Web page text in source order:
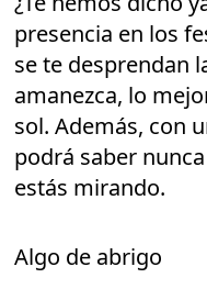
presencia en los
se te desprendan
amanezca, lo
sol. Además, con
podrá saber
estás mirando.
Algo de abrigo